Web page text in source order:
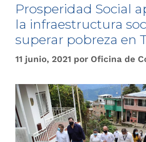
Prosperidad Social
la infraestructura
superar pobreza en
11 junio, 2021 por Oficina de